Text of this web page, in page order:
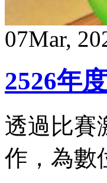
07Mar,
2526年
透過比賽
作，為數